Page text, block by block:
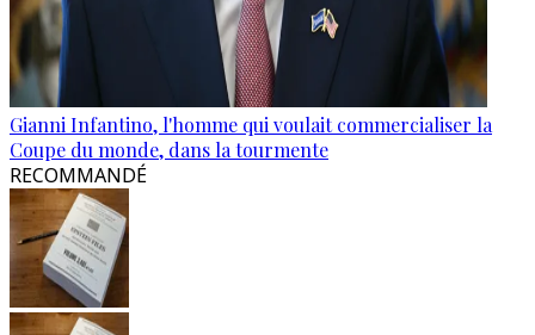
Gianni Infantino, l'homme qui voulait commercialiser la
Coupe du monde, dans la tourmente
RECOMMANDÉ